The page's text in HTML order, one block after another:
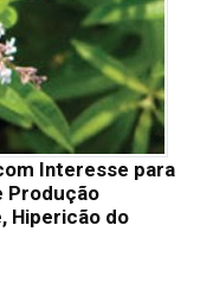
Interesse para
Produção
Hipericão do